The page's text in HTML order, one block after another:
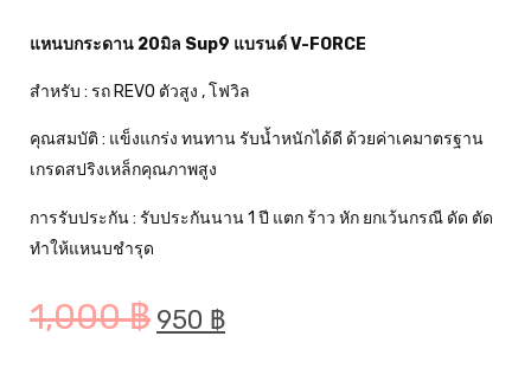
แหนบกระดาน 20มิล Sup9 แบรนด์ V-FORCE
สำหรับ : รถ REVO ตัวสูง , โฟวิล
คุณสมบัติ : แข็งแกร่ง ทนทาน รับน้ำหนักได้ดี ด้วยค่าเคมาตรฐาน
เกรดสปริงเหล็กคุณภาพสูง
การรับประกัน : รับประกันนาน 1 ปี แตก ร้าว หัก ยกเว้นกรณี ดัด ตัด
ทำให้แหนบชำรุด
1,000฿ 950 ฿